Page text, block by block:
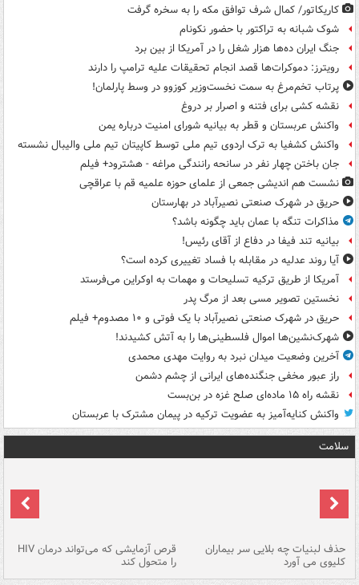
کاریکاتور/ کمال شرف توافق مکه را به سخره گرفت
شوک شبانه به تراکتور با حضور نکونام
جنگ ایران ده‌ها هزار شغل را در آمریکا از بین برد
رویترز: دموکرات‌ها قصد انجام تحقیقات علیه ترامپ را دارند
پرتاب تخم‌مرغ به سمت نخست‌وزیر کوزوو در وسط پارلمان!
نقشه کشی برای فتنه و اصرار بر دروغ
واکنش عربستان و قطر به بیانیه شورای امنیت درباره یمن
واکنش کشفیا به ترک اردوی تیم ملی توسط کاپیتان تیم ملی والیبال نشسته
جان باختن چهار نفر در سانحه رانندگی مراغه - هشترود+ فیلم
نشست هم اندیشی جمعی از علمای حوزه علمیه قم با عراقچی
حریق در شهرک صنعتی نصیرآباد در بهارستان
مذاکرات تنگه با عمان باید چگونه باشد؟
بیانیه تند فیفا در دفاع از آقای رئیس!
آیا روند عدلیه در مقابله با فساد تغییری کرده است؟
آمریکا از طریق ترکیه تسلیحات و مهمات به اوکراین می‌فرستد
نخستین تصویر مسی بعد از مرگ پدر
حریق در شهرک صنعتی نصیرآباد با یک فوتی و ۱۰ مصدوم+ فیلم
شهرک‌نشین‌ها اموال فلسطینی‌ها را به آتش کشیدند!
آخرین وضعیت میدان نبرد به روایت مهدی محمدی
راز عبور مخفی جنگنده‌های ایرانی از چشم دشمن
نقشه راه ۱۵ ماده‌ای صلح غزه در بن‌بست
واکنش کنایه‌آمیز به عضویت ترکیه در پیمان مشترک با عربستان
سلامت
حذف لبنیات چه بلایی سر بیماران
کلیوی می آورد
قرص آزمایشی که می‌تواند درمان HIV
را متحول کند